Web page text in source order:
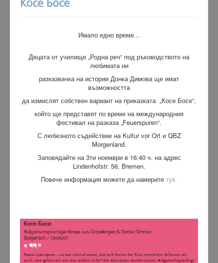
Имало едно време...
Децата от училище „Родна реч“ под ръководството на
любимата ни
разказвачка на истории Донка Димова ще имат
възможността
да измислят собствен вариант на приказката „Косе Босе“,
който ще представят по време на международния
фестивал на разказа „Feuerspuren“.
С любезното съдействие на Kultur vor Ort и QBZ
Morgenland.
Заповядайте на 3ти ноември в 16:40 ч. на адрес
Lindenhofstr. 56, Bremen.
Повече информация можете да намерите тук.